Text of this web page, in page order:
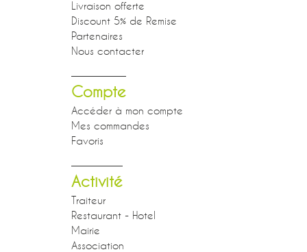
Livraison offerte
Discount 5% de Remise
Partenaires
Nous contacter
Compte
Accéder à mon compte
Mes commandes
Favoris
Activité
Traiteur
Restaurant - Hotel
Mairie
Association